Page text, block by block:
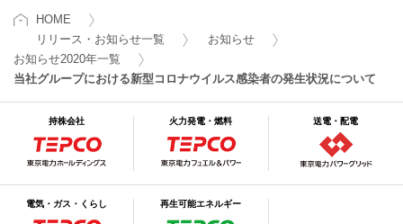
HOME
リリース・お知らせ一覧
お知らせ
お知らせ2020年一覧
当社グループにおける新型コロナウイルス感染者の発生状況について
持株会社 火力発電・燃料 送電・配電
電気・ガス・くらし 再生可能エネルギー